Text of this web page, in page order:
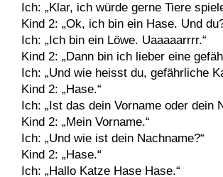
Ich: „Klar, ich würde gerne Tiere
Kind 2: „Ok, ich bin ein Hase. Und
Ich: „Ich bin ein Löwe. Uaaaaarrrr.“
Kind 2: „Dann bin ich lieber eine
Ich: „Und wie heisst du, gefährliche
Kind 2: „Hase.“
Ich: „Ist das dein Vorname oder dein
Kind 2: „Mein Vorname.“
Ich: „Und wie ist dein Nachname?“
Kind 2: „Hase.“
Ich: „Hallo Katze Hase Hase.“